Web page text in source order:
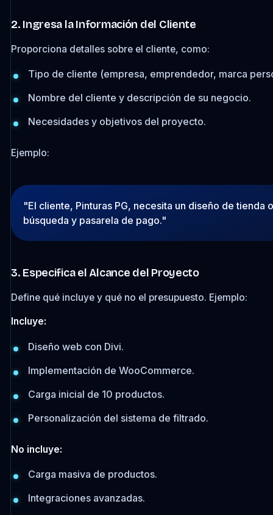
2. Ingresa la Información del Cliente
Proporciona detalles sobre el cliente, como:
Tipo de cliente (empresa, emprendedor, marca
Nombre del cliente y descripción de su negocio.
Necesidades y objetivos del proyecto.
Ejemplo:
"El cliente, Pinturas PG, necesita un diseño de
búsqueda y pasarela de pago."
3. Especifica el Alcance del Proyecto
Define qué incluye y qué no el presupuesto. Ejemplo:
Incluye:
Diseño web con Divi.
Implementación de WooCommerce.
Carga inicial de 10 productos.
Personalización del sistema de filtrado.
No incluye:
Carga masiva de productos.
Integraciones avanzadas.